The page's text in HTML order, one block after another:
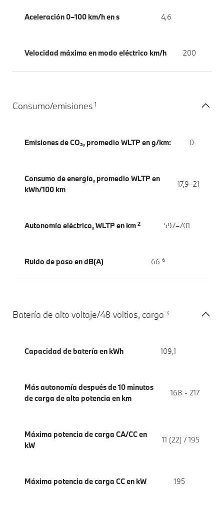
Aceleración 0–100 km/h en s 4,6
Velocidad máxima en modo eléctrico km/h 200
Consumo/emisiones 1
Emisiones de CO₂, promedio WLTP en g/km: 0
Consumo de energía, promedio WLTP en
kWh/100 km
17,9–21
Autonomía eléctrica, WLTP en km 2 597–701
Ruido de paso en dB(A) 66 6
Batería de alto voltaje/48 voltios, carga 3
Capacidad de batería en kWh 109,1
Más autonomía después de 10 minutos
de carga de alta potencia en km
168 - 217
Máxima potencia de carga CA/CC en
kW
11 (22) / 195
Máxima potencia de carga CC en kW 195